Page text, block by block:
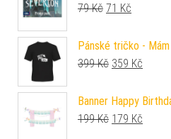
79Kč Původní cena
71 Kč
Pánské tričko -
399Kč Původní
359 Kč
Banner Happy
199Kč Původní
179 Kč